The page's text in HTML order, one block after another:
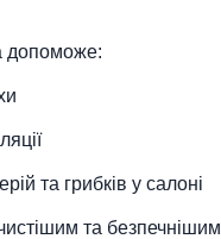
допоможе:
та грибків у салоні
та безпечнішим